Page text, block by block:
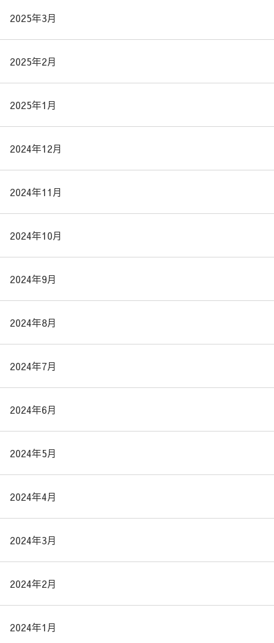
2025年3月
2025年2月
2025年1月
2024年12月
2024年11月
2024年10月
2024年9月
2024年8月
2024年7月
2024年6月
2024年5月
2024年4月
2024年3月
2024年2月
2024年1月